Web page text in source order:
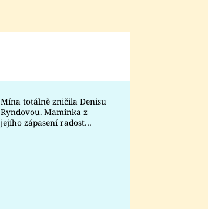
Prima Lajk
Sledujte nás
Mína totálně zničila Denisu
Ryndovou. Maminka z
jejího zápasení radost